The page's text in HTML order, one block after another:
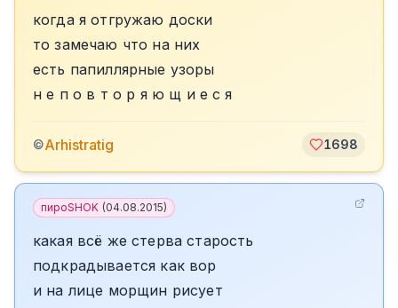
когда я отгружаю доски
то замечаю что на них
есть папиллярные узоры
н е п о в т о р я ю щ и е с я
©Arhistratig 1698
пироSHOK (04.08.2015)
какая всё же стерва старость
подкрадывается как вор
и на лице морщин рисует